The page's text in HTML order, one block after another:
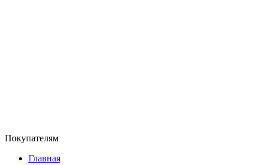
Покупателям
Главная